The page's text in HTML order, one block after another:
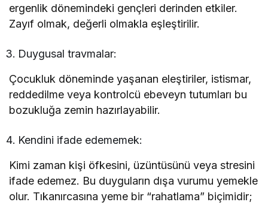
ergenlik dönemindeki gençleri derinden etkiler.
Zayıf olmak, değerli olmakla eşleştirilir.
Duygusal travmalar:
Çocukluk döneminde yaşanan eleştiriler, istismar,
reddedilme veya kontrolcü ebeveyn tutumları bu
bozukluğa zemin hazırlayabilir.
Kendini ifade edememek:
Kimi zaman kişi öfkesini, üzüntüsünü veya stresini
ifade edemez. Bu duyguların dışa vurumu yemekle
olur. Tıkanırcasına yeme bir “rahatlama” biçimidir;